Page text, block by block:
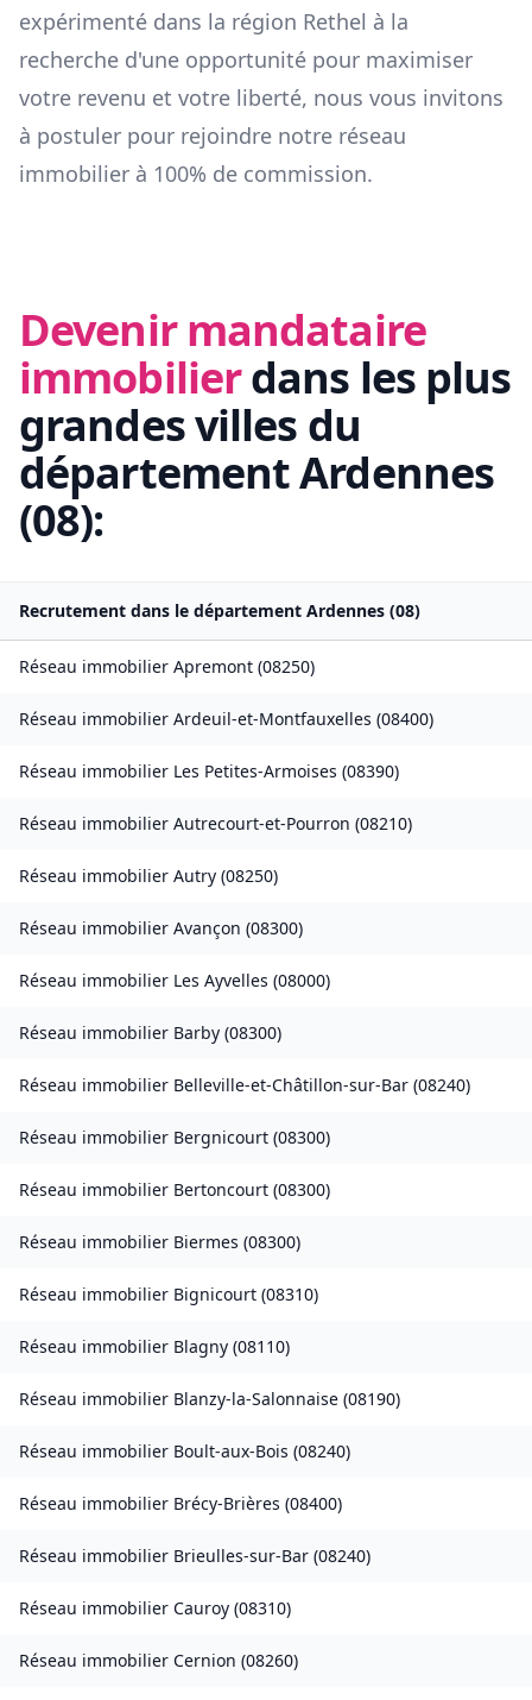
expérimenté dans la région Rethel à la
recherche d'une opportunité pour maximiser
votre revenu et votre liberté, nous vous invitons
à postuler pour rejoindre notre réseau
immobilier à 100% de commission.
Devenir mandataire
immobilierdans les plus
grandes villes du
départementArdennes
(08):
Recrutement dans le département Ardennes (08)
Réseau immobilier Apremont (08250)
Réseau immobilier Ardeuil-et-Montfauxelles (08400)
Réseau immobilier Les Petites-Armoises (08390)
Réseau immobilier Autrecourt-et-Pourron (08210)
Réseau immobilier Autry (08250)
Réseau immobilier Avançon (08300)
Réseau immobilier Les Ayvelles (08000)
Réseau immobilier Barby (08300)
Réseau immobilier Belleville-et-Châtillon-sur-Bar (08240)
Réseau immobilier Bergnicourt (08300)
Réseau immobilier Bertoncourt (08300)
Réseau immobilier Biermes (08300)
Réseau immobilier Bignicourt (08310)
Réseau immobilier Blagny (08110)
Réseau immobilier Blanzy-la-Salonnaise (08190)
Réseau immobilier Boult-aux-Bois (08240)
Réseau immobilier Brécy-Brières (08400)
Réseau immobilier Brieulles-sur-Bar (08240)
Réseau immobilier Cauroy (08310)
Réseau immobilier Cernion (08260)